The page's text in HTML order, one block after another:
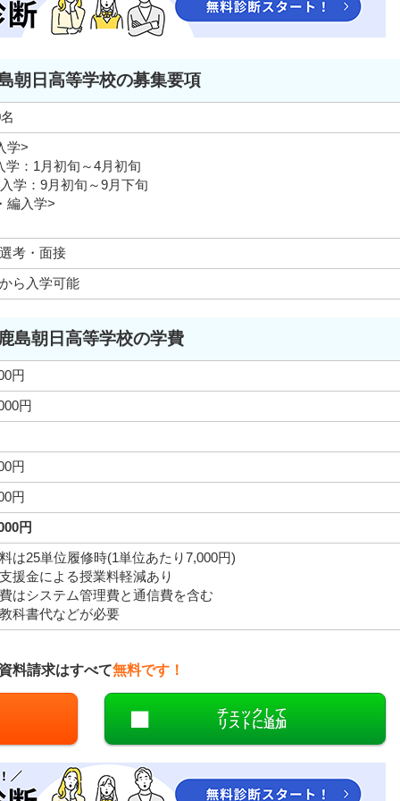
朝日高等学校の募集要項
学>
学：1月初旬～4月初旬
学：9月初旬～9月下旬
編入学>
考・面接
ら入学可能
島朝日高等学校の学費
円
円
円
円
円
は25単位履修時(1単位あたり7,000円)
援金による授業料軽減あり
はシステム管理費と通信費を含む
科書代などが必要
料請求はすべて無料です！
チェックして
リストに追加